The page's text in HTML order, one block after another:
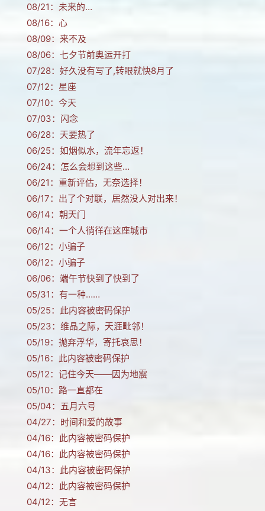
08/21： 未来的…
08/16： 心
08/09： 来不及
08/06： 七夕节前奥运开打
07/28： 好久没有写了,转眼就快8月了
07/12： 星座
07/10： 今天
07/03： 闪念
06/28： 天要热了
06/25： 如烟似水，流年忘返！
06/24： 怎么会想到这些…
06/21： 重新评估，无奈选择！
06/17： 出了个对联，居然没人对出来！
06/14： 朝天门
06/14： 一个人徜徉在这座城市
06/12： 小骗子
06/12： 小骗子
06/06： 端午节快到了快到了
05/31： 有一种……
05/25： 此内容被密码保护
05/23： 维晶之际，天涯毗邻！
05/19： 抛弃浮华，寄托哀思！
05/16： 此内容被密码保护
05/12： 记住今天——因为地震
05/10： 路一直都在
05/04： 五月六号
04/27： 时间和爱的故事
04/16： 此内容被密码保护
04/16： 此内容被密码保护
04/13： 此内容被密码保护
04/12： 此内容被密码保护
04/12： 无言